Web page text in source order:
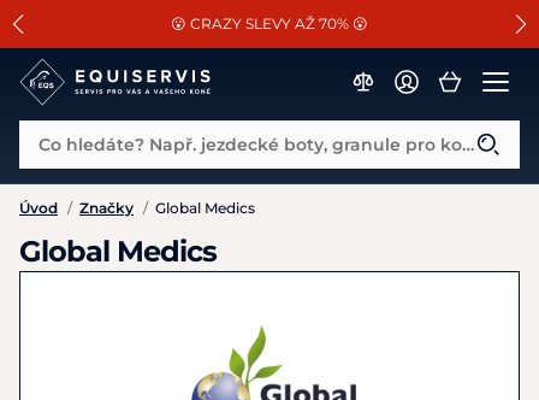
SLEVA 13% na vše od Cassini!
😮 CRAZY SLEVY AŽ 70% 😮
📐Pasování a doplňky k vybraným sedlům ZDARMA 🐴
Co hledáte? Např. jezdecké boty, granule pro koně...
Úvod / Značky / Global Medics
Global Medics